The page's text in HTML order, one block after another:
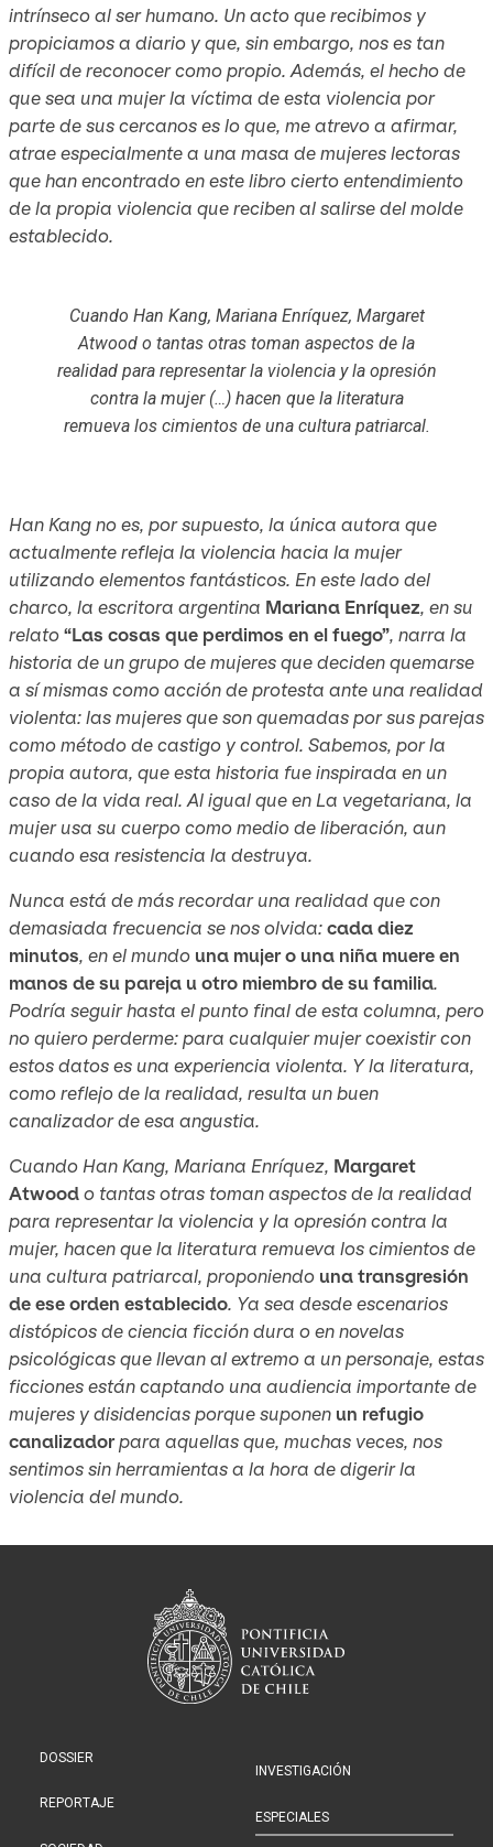
intrínseco al ser humano. Un acto que recibimos y
propiciamos a diario y que, sin embargo, nos es tan
difícil de reconocer como propio. Además, el hecho de
que sea una mujer la víctima de esta violencia por
parte de sus cercanos es lo que, me atrevo a afirmar,
atrae especialmente a una masa de mujeres lectoras
que han encontrado en este libro cierto entendimiento
de la propia violencia que reciben al salirse del molde
establecido.
Cuando Han Kang, Mariana Enríquez, Margaret
Atwood o tantas otras toman aspectos de la
realidad para representar la violencia y la opresión
contra la mujer (…) hacen que la literatura
remueva los cimientos de una cultura patriarcal.
Han Kang no es, por supuesto, la única autora que
actualmente refleja la violencia hacia la mujer
utilizando elementos fantásticos. En este lado del
charco, la escritora argentina Mariana Enríquez, en su
relato“Las cosas que perdimos en el fuego”, narra la
historia de un grupo de mujeres que deciden quemarse
a sí mismas como acción de protesta ante una realidad
violenta: las mujeres que son quemadas por sus parejas
como método de castigo y control. Sabemos, por la
propia autora, que esta historia fue inspirada en un
caso de la vida real. Al igual que en La vegetariana, la
mujer usa su cuerpo como medio de liberación, aun
cuando esa resistencia la destruya.
Nunca está de más recordar una realidad que con
demasiada frecuencia se nos olvida:cada diez
minutos, en el mundo una mujer o una niña muere en
manos de su pareja u otro miembro de su familia.
Podría seguir hasta el punto final de esta columna, pero
no quiero perderme: para cualquier mujer coexistir con
estos datos es una experiencia violenta. Y la literatura,
como reflejo de la realidad, resulta un buen
canalizador de esa angustia.
Cuando Han Kang, Mariana Enríquez, Margaret
Atwoodo tantas otras toman aspectos de la realidad
para representar la violencia y la opresión contra la
mujer, hacen que la literatura remueva los cimientos de
una cultura patriarcal, proponiendo una transgresión
de ese orden establecido. Ya sea desde escenarios
distópicos de ciencia ficción dura o en novelas
psicológicas que llevan al extremo a un personaje, estas
ficciones están captando una audiencia importante de
mujeres y disidencias porque suponen un refugio
canalizadorpara aquellas que, muchas veces, nos
sentimos sin herramientas a la hora de digerir la
violencia del mundo.
DOSSIER
REPORTAJE
INVESTIGACIÓN
ESPECIALES